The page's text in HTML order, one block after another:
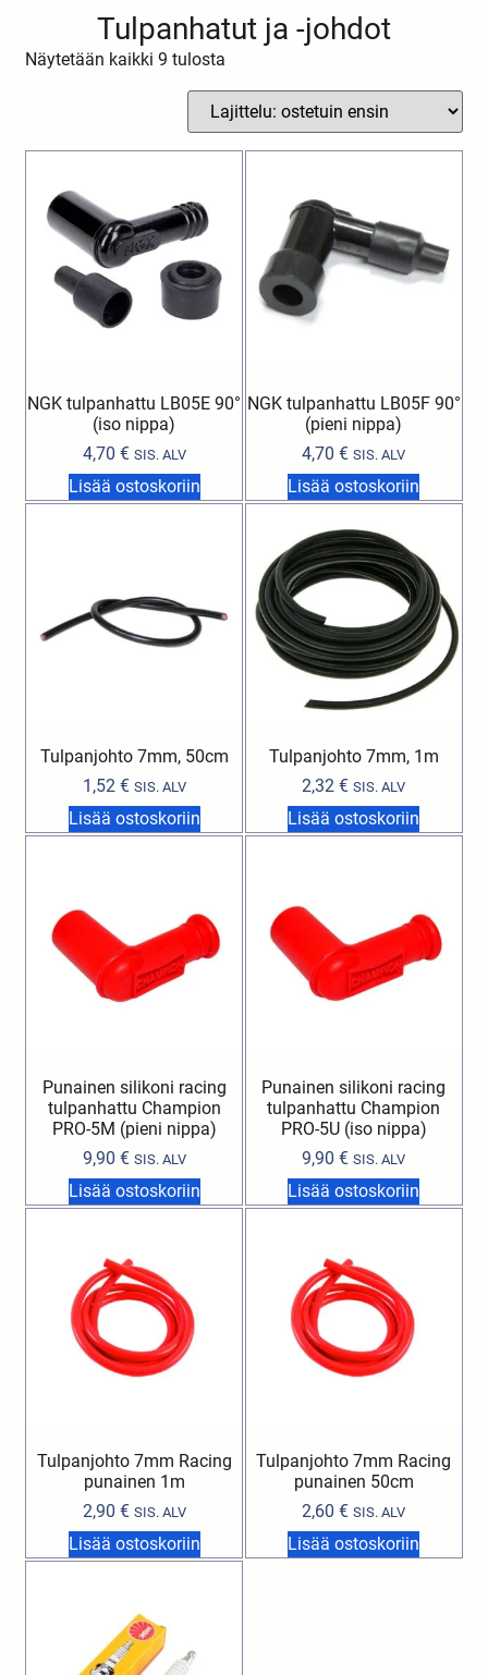
Tulpanhatut ja -johdot
Näytetään kaikki 9 tulosta
NGK tulpanhattu LB05E 90°
(iso nippa)
4,70 € SIS. ALV
Lisää ostoskoriin
NGK tulpanhattu LB05F 90°
(pieni nippa)
4,70€ SIS. ALV
Lisää ostoskoriin
Tulpanjohto 7mm, 50cm
1,52 € SIS. ALV
Lisää ostoskoriin
Tulpanjohto 7mm, 1m
2,32€ SIS. ALV
Lisää ostoskoriin
Punainen silikoni racing
tulpanhattu Champion
PRO-5M (pieni nippa)
9,90 € SIS. ALV
Lisää ostoskoriin
Punainen silikoni racing
tulpanhattu Champion
PRO-5U (iso nippa)
9,90€ SIS. ALV
Lisää ostoskoriin
Tulpanjohto 7mm Racing
punainen 1m
2,90 € SIS. ALV
Lisää ostoskoriin
Tulpanjohto 7mm Racing
punainen 50cm
2,60€ SIS. ALV
Lisää ostoskoriin